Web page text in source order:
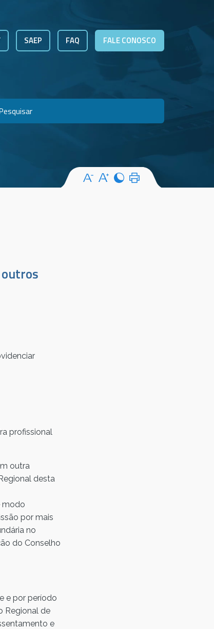
SAEP FAQ FALE CONOSCO
profissional
outra
desta
modo
por mais
no
do Conselho
e por período
Regional de
e